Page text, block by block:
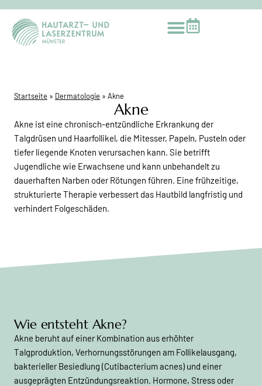
Startseite » Dermatologie » Akne
Akne
Akne ist eine chronisch-entzündliche Erkrankung der
Talgdrüsen und Haarfollikel, die Mitesser, Papeln, Pusteln oder
tiefer liegende Knoten verursachen kann. Sie betrifft
Jugendliche wie Erwachsene und kann unbehandelt zu
dauerhaften Narben oder Rötungen führen. Eine frühzeitige,
strukturierte Therapie verbessert das Hautbild langfristig und
verhindert Folgeschäden.
Wie entsteht Akne?
Akne beruht auf einer Kombination aus erhöhter
Talgproduktion, Verhornungsstörungen am Follikelausgang,
bakterieller Besiedlung (Cutibacterium acnes) und einer
ausgeprägten Entzündungsreaktion. Hormone, Stress oder